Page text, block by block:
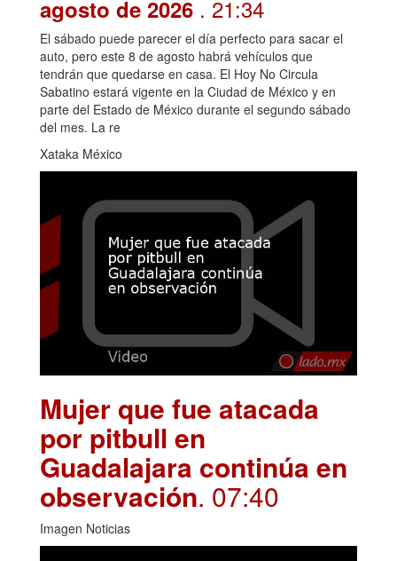
agosto de 2026 . 21:34
El sábado puede parecer el día perfecto para sacar el
auto, pero este 8 de agosto habrá vehículos que
tendrán que quedarse en casa. El Hoy No Circula
Sabatino estará vigente en la Ciudad de México y en
parte del Estado de México durante el segundo sábado
del mes. La re
Xataka México
Mujer que fue atacada
por pitbull en
Guadalajara continúa en
observación. 07:40
Imagen Noticias